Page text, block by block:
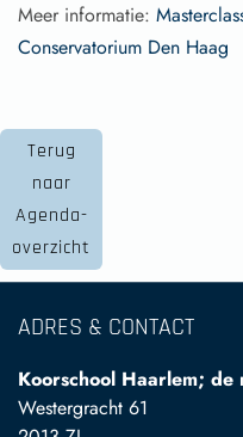
Meer informatie:
Conservatorium Den Haag
Terug
naar
Agenda-
overzicht
ADRES & CONTACT
Koorschool Haarlem; de
Westergracht 61